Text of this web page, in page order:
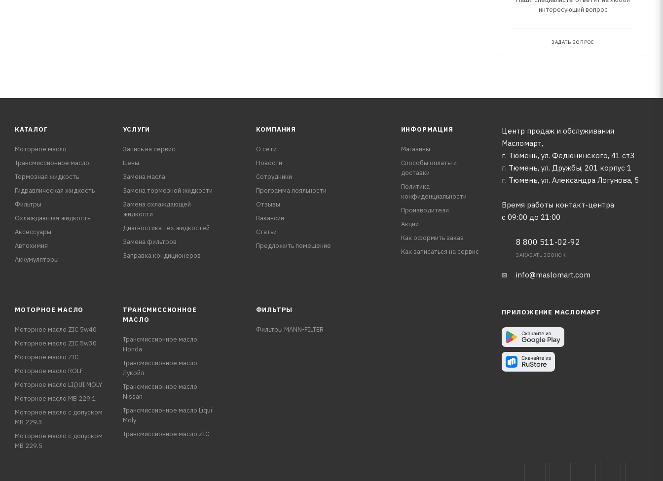
интересующий вопрос
ЗАДАТЬ ВОПРОС
КАТАЛОГ
Моторное масло
Трансмиссионное масло
Тормозная жидкость
Гидравлическая жидкость
Фильтры
Охлаждающая жидкость
Аксессуары
Автохимия
Аккумуляторы
УСЛУГИ
Запись на сервис
Цены
Замена масла
Замена тормозной жидкости
Замена охлаждающей
жидкости
Диагностика тех.жидкостей
Замена фильтров
Заправка кондиционеров
КОМПАНИЯ
О сети
Новости
Сотрудники
Программа лояльности
Отзывы
Вакансии
Статьи
Предложить помещение
ИНФОРМАЦИЯ
Магазины
Способы оплаты и
доставки
Политика
конфиденциальности
Производители
Акции
Как оформить заказ
Как записаться на сервис
Центр продаж и обслуживания
Масломарт,
г. Тюмень, ул. Федюнинского, 41 ст3
г. Тюмень, ул. Дружбы, 201 корпус 1
г. Тюмень, ул. Александра Логунова, 5
Время работы контакт-центра
с 09:00 до 21:00
8 800 511-02-92
ЗАКАЗАТЬ ЗВОНОК
info@maslomart.com
МОТОРНОЕ МАСЛО
Моторное масло ZIC 5w40
Моторное масло ZIC 5w30
Моторное масло ZIC
Моторное масло ROLF
Моторное масло LIQUI MOLY
Моторное масло MB 229.1
Моторное масло с допуском
MB 229.3
Моторное масло с допуском
MB 229.5
ТРАНСМИССИОННОЕ
МАСЛО
Трансмиссионное масло
Honda
Трансмиссионное масло
Лукойл
Трансмиссионное масло
Nissan
Трансмиссионное масло Liqui
Moly
Трансмиссионное масло ZIC
ФИЛЬТРЫ
Фильтры MANN-FILTER
ПРИЛОЖЕНИЕ МАСЛОМАРТ